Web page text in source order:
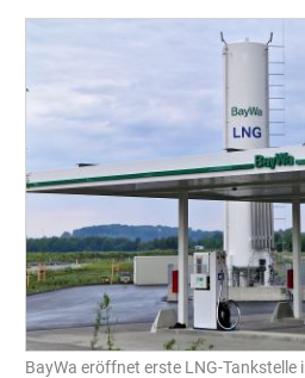
BayWa eröffnet erste LNG-Tankstelle